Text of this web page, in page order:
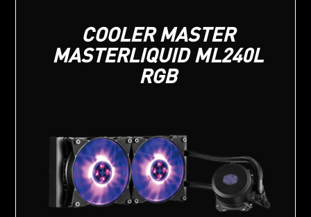
COOLER MASTER
MASTERLIQUID ML240L
RGB